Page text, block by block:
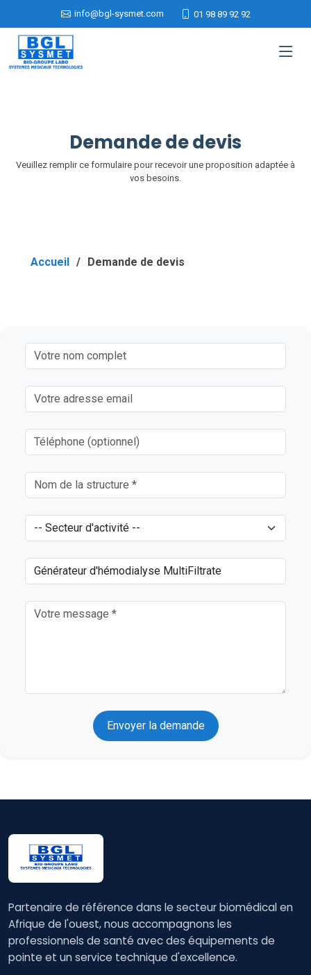
info@bgl-sysmet.com 01 98 89 92 92
Demande de devis
Veuillez remplir ce formulaire pour recevoir une proposition adaptée à
vos besoins.
Accueil Demande de devis
Envoyer la demande
Partenaire de référence dans le secteur biomédical en
Afrique de l'ouest, nous accompagnons les
professionnels de santé avec des équipements de
pointe et un service technique d'excellence.